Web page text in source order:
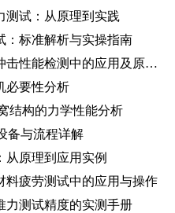
测试：从原理到实践
：标准解析与实操指南
落锤冲击试验机在聚脲涂层抗冲击性能检测中的应用及原理剖析
必要性分析
结构的力学性能分析
备与流程详解
从原理到应用实例
料疲劳测试中的应用与操作
力测试精度的实测手册